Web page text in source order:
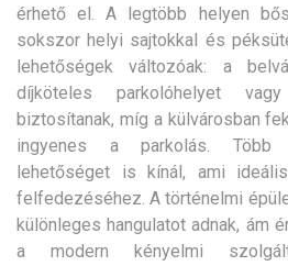
érhető el. A legtöbb helyen
sokszor helyi sajtokkal és
lehetőségek változóak: a
díjköteles parkolóhelyet
biztosítanak, míg a külvárosban
ingyenes a parkolás. Több
lehetőséget is kínál, ami
felfedezéséhez. A történelmi
különleges hangulatot adnak, ám
a modern kényelmi